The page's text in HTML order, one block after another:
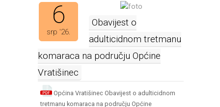
6
srp '26.
Obavijest o
adulticidnom tretmanu
komaraca na području Općine
Vratišinec
Općina Vratišinec Obavijest o adulticidnom
tretmanu komaraca na području Općine